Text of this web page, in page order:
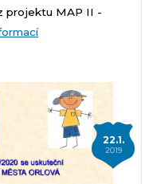
projektu MAP II -
22.1.
2019